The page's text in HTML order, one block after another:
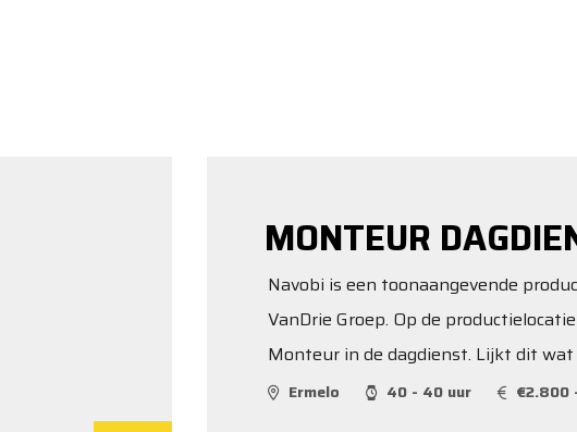
MONTEUR
Navobi is een toonaangevende
VanDrie Groep. Op de
Monteur in de dagdienst. Lijkt dit wat
Ermelo 40 - 40 uur €2.800